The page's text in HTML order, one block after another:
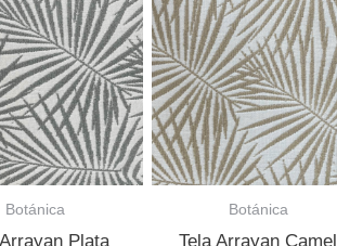
Botánica
Plata
Botánica
Tela Arrayan Camel